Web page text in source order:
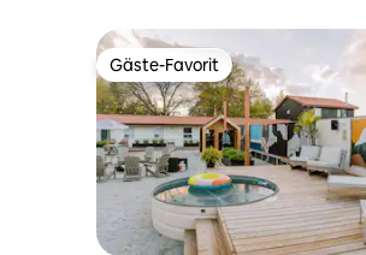
Gäste-Favorit
Gäste-Favorit